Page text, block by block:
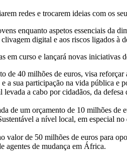
redes e trocarem ideias com os
enquanto aspetos essenciais da
digital e aos riscos ligados à
curso e lançará novas iniciativas
40 milhões de euros, visa
a sua participação na vida pública
a cabo por cidadãos, da
de um orçamento de 10 milhões
a nível local, em especial
de 50 milhões de euros para
agentes de mudança em África.